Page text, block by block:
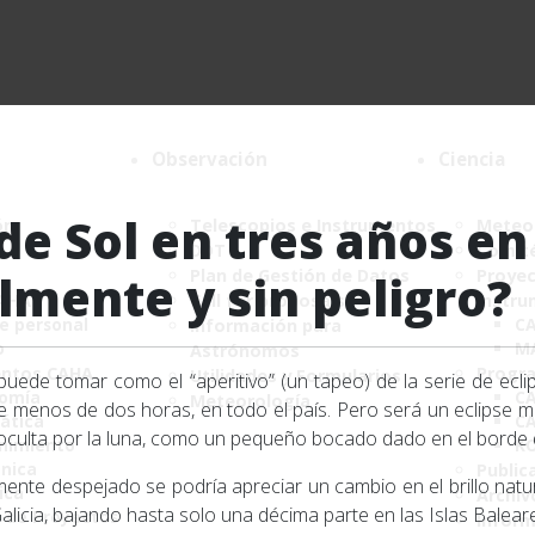
personal
CAHA
de Proyectos
Telescopios e Instrumentos
DDT
Plan de Gestión de Datos
Call for proposals
Información para
Astrónomos
Utilidades y Formularios
Meteorología
Sol en tres años
y sin peligro?
tomar como el “aperitivo” (un tapeo) de la serie de
de dos horas, en todo el país. Pero será un eclipse
por la luna, como un pequeño bocado dado en el borde
despejado se podría apreciar un cambio en el brillo
bajando hasta solo una décima parte en las Islas